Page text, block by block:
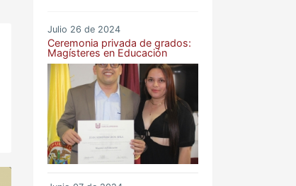
Julio 26 de 2024
Ceremonia privada de grados:
Magísteres en Educación